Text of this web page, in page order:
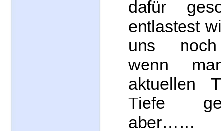
dafür
entlastest
uns noch
wenn
aktuellen
Tiefe
aber……